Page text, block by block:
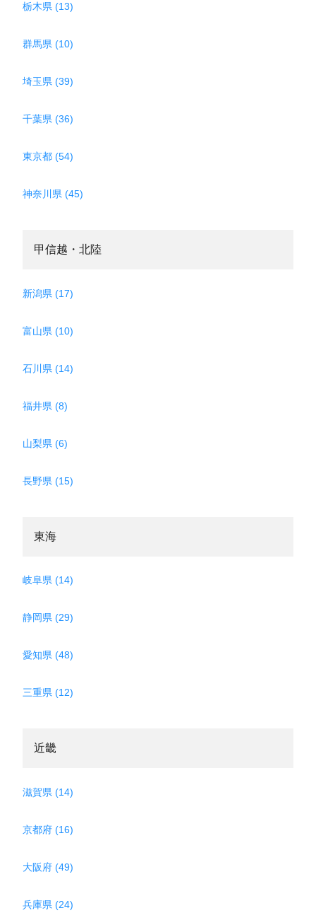
栃木県 (13)
群馬県 (10)
埼玉県 (39)
千葉県 (36)
東京都 (54)
神奈川県 (45)
甲信越・北陸
新潟県 (17)
富山県 (10)
石川県 (14)
福井県 (8)
山梨県 (6)
長野県 (15)
東海
岐阜県 (14)
静岡県 (29)
愛知県 (48)
三重県 (12)
近畿
滋賀県 (14)
京都府 (16)
大阪府 (49)
兵庫県 (24)